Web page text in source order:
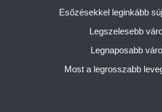
Esőzésekkel leginkább
Legszelesebb
Legnaposabb
Most a legrosszabb